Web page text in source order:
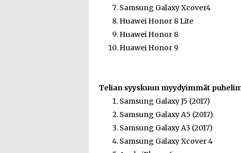
Samsung Galaxy Xcover4
Huawei Honor 8 Lite
Huawei Honor 8
Huawei Honor 9
Telian syyskuun myydyimmät
Samsung Galaxy J5 (2017)
Samsung Galaxy A5 (2017)
Samsung Galaxy A3 (2017)
Samsung Galaxy Xcover 4